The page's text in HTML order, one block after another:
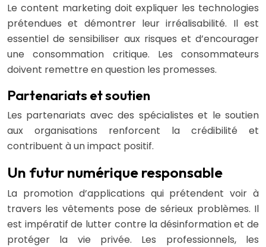
Le content marketing doit expliquer les technologies
prétendues et démontrer leur irréalisabilité. Il est
essentiel de sensibiliser aux risques et d’encourager
une consommation critique. Les consommateurs
doivent remettre en question les promesses.
Partenariats et soutien
Les partenariats avec des spécialistes et le soutien
aux organisations renforcent la crédibilité et
contribuent à un impact positif.
Un futur numérique responsable
La promotion d’applications qui prétendent voir à
travers les vêtements pose de sérieux problèmes. Il
est impératif de lutter contre la désinformation et de
protéger la vie privée. Les professionnels, les